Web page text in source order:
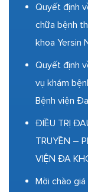
Quyết định
chữa bệnh
khoa Yersin
Quyết định
vụ khám
Bệnh viện
ĐIỀU TRỊ
TRUYỀN –
VIỆN ĐA
Mời chào